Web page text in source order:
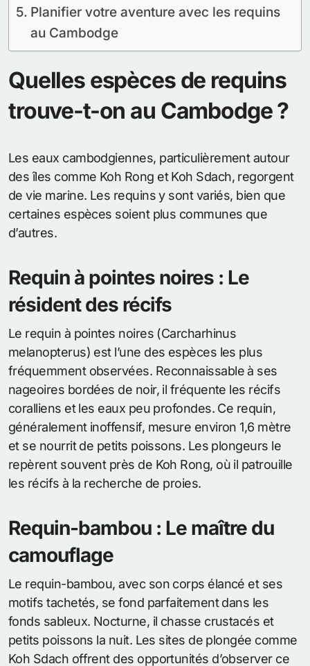
Planifier votre aventure avec les requins
au Cambodge
Quelles espèces de requins
trouve-t-on au Cambodge ?
Les eaux cambodgiennes, particulièrement autour
des îles comme Koh Rong et Koh Sdach, regorgent
de vie marine. Les requins y sont variés, bien que
certaines espèces soient plus communes que
d’autres.
Requin à pointes noires : Le
résident des récifs
Le requin à pointes noires (Carcharhinus
melanopterus) est l’une des espèces les plus
fréquemment observées. Reconnaissable à ses
nageoires bordées de noir, il fréquente les récifs
coralliens et les eaux peu profondes. Ce requin,
généralement inoffensif, mesure environ 1,6 mètre
et se nourrit de petits poissons. Les plongeurs le
repèrent souvent près de Koh Rong, où il patrouille
les récifs à la recherche de proies.
Requin-bambou : Le maître du
camouflage
Le requin-bambou, avec son corps élancé et ses
motifs tachetés, se fond parfaitement dans les
fonds sableux. Nocturne, il chasse crustacés et
petits poissons la nuit. Les sites de plongée comme
Koh Sdach offrent des opportunités d’observer ce